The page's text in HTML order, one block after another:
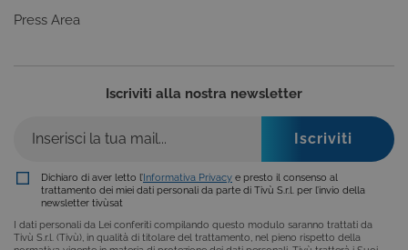
Press Area
Iscriviti alla nostra newsletter
Dichiaro di aver letto l’Informativa Privacy e presto il consenso al
trattamento dei miei dati personali da parte di Tivù S.r.l. per l’invio della
newsletter tivùsat
I dati personali da Lei conferiti compilando questo modulo saranno trattati da
Tivù S.r.l. (Tivù), in qualità di titolare del trattamento, nel pieno rispetto della
Script.com
ricordare le
preferenze
consenso sui
visitatori. È
cookie di
Cookie-